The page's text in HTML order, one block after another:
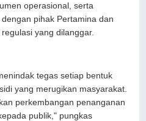
operasional, serta
pihak Pertamina dan
yang dilanggar.
tegas setiap bentuk
yang merugikan masyarakat.
perkembangan penanganan
publik," pungkas